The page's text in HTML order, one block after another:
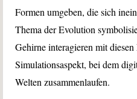
Formen umgeben, die sich
Thema der Evolution
Gehirne interagieren mit
Simulationsaspekt, bei dem
Welten zusammenlaufen.